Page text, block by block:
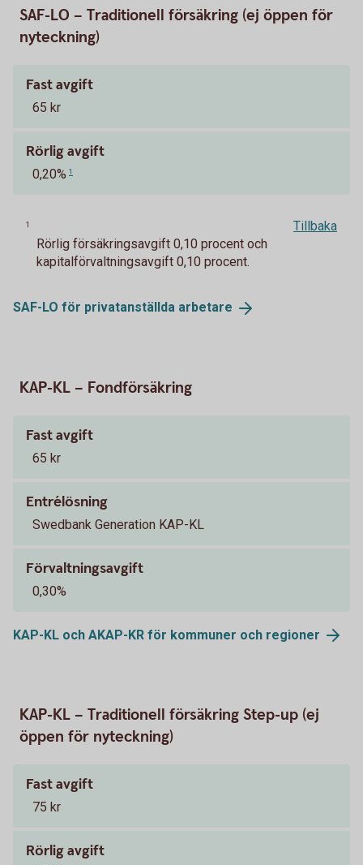
SAF-LO – Traditionell försäkring (ej öppen för
nyteckning)
Fast avgift
65 kr
Rörlig avgift
0,20% 1
1
Rörlig försäkringsavgift 0,10 procent och
kapitalförvaltningsavgift 0,10 procent.
Tillbaka
SAF-LO för privatanställda arbetare
KAP-KL – Fondförsäkring
Fast avgift
65 kr
Entrélösning
Swedbank Generation KAP-KL
Förvaltningsavgift
0,30%
KAP-KL och AKAP-KR för kommuner och regioner
KAP-KL – Traditionell försäkring Step-up (ej
öppen för nyteckning)
Fast avgift
75 kr
Rörlig avgift